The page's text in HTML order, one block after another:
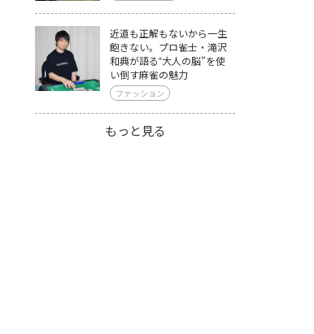
近道も正解もないから一生
飽きない。プロ雀士・滝沢
和典が語る‟大人の脳”を使
い倒す麻雀の魅力
ファッション
もっと見る